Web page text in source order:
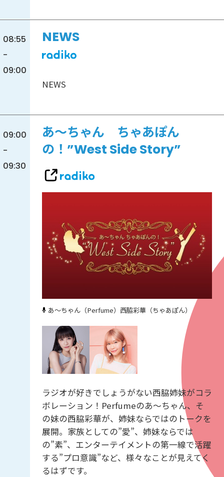
08:55
-
09:00
NEWS
NEWS
09:00
-
09:30
あ～ちゃん ちゃあぽん
の！”West Side Story”
あ～ちゃん（Perfume） 西脇彩華（ちゃあぽん）
ラジオが好きでしょうがない西脇姉妹がコラ
ボレーション！Perfumeのあ～ちゃん、そ
の妹の西脇彩華が、姉妹ならではのトークを
展開。家族としての”愛”、姉妹ならでは
の”素”、エンターテイメントの第一線で活躍
する”プロ意識”など、様々なことが見えてく
るはずです。